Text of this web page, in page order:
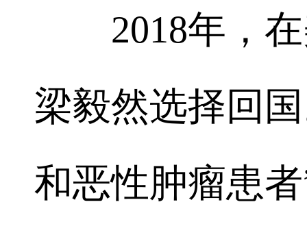
2018年，在
梁毅然选择回
和恶性肿瘤患